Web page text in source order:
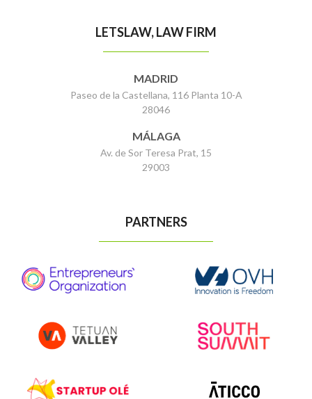
LETSLAW, LAW FIRM
MADRID
Paseo de la Castellana, 116 Planta 10-A
28046
MÁLAGA
Av. de Sor Teresa Prat, 15
29003
PARTNERS